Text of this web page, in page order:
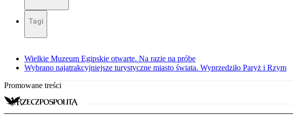
Tagi
Wielkie Muzeum Egipskie otwarte. Na razie na próbę
Wybrano najatrakcyjniejsze turystyczne miasto świata. Wyprzedziło Paryż i Rzym
Promowane treści